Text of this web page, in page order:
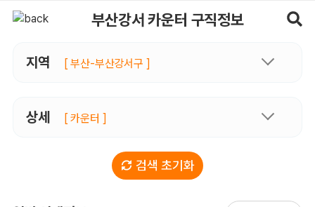
부산강서 카운터 구직정보
지역 [ 부산-부산강서구 ]
상세 [ 카운터 ]
검색 초기화